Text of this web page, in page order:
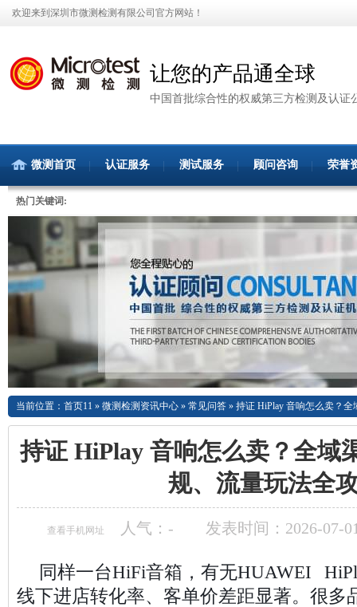
欢迎来到深圳市微测检测有限公司官方网站！
让您的产品通全球
中国首批综合性的权威第三方检测及认证
微测首页 认证服务 测试服务 顾问咨询 荣誉
热门关键词:
当前位置： 首页11 » 微测检测资讯中心 » 常见问答 » 持证 HiPlay 音响怎么卖？
持证 HiPlay 音响怎么卖？全域
规、流量玩法全
查看手机网址 人气： - 发表时间：2026-07-
同样一台HiFi音箱，有无HUAWEI
线下进店转化率、客单价差距显著。很多